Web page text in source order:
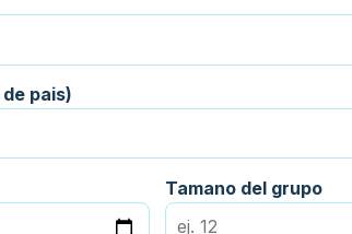
pais)
Tamano del grupo